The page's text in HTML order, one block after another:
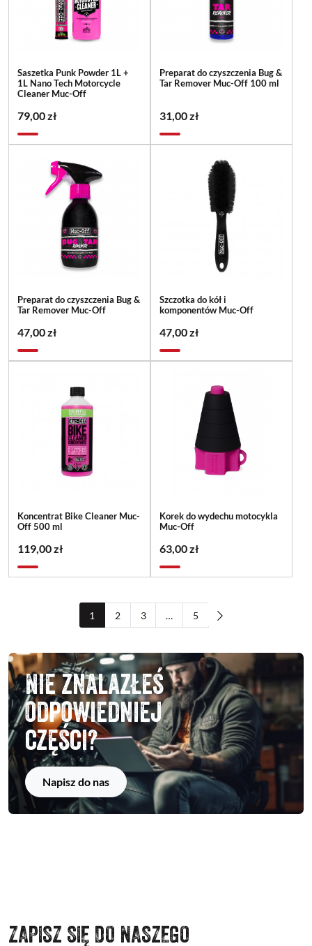
Saszetka Punk Powder 1L +
1L Nano Tech Motorcycle
Cleaner Muc-Off
79,00 zł
Preparat do czyszczenia Bug &
Tar Remover Muc-Off 100 ml
31,00 zł
Preparat do czyszczenia Bug &
Tar Remover Muc-Off
47,00 zł
Szczotka do kół i
komponentów Muc-Off
47,00 zł
Koncentrat Bike Cleaner Muc-
Off 500 ml
119,00 zł
Korek do wydechu motocykla
Muc-Off
63,00 zł
1 2 3 … 5
Nie znalazłeś
odpowiedniej
części?
Napisz do nas
ZAPISZ SIĘ DO NASZEGO